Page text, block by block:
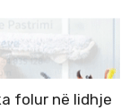
folur në lidhje